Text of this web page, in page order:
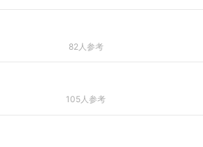
82人参考
105人参考